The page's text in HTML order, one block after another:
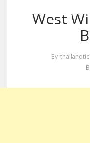
West
By